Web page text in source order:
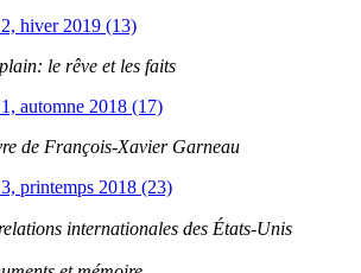
hiver 2019 (13)
le rêve et les faits
automne 2018 (17)
de François-Xavier Garneau
printemps 2018 (23)
internationales des États-Unis